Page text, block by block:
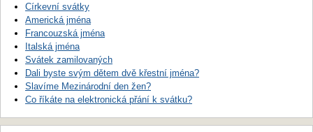
Církevní svátky
Americká jména
Francouzská jména
Italská jména
Svátek zamilovaných
Dali byste svým dětem dvě křestní jména?
Slavíme Mezinárodní den žen?
Co říkáte na elektronická přání k svátku?